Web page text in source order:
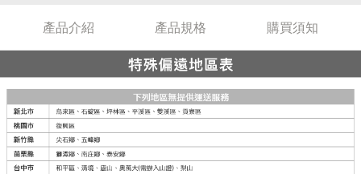
產品介紹 產品規格 購買須知